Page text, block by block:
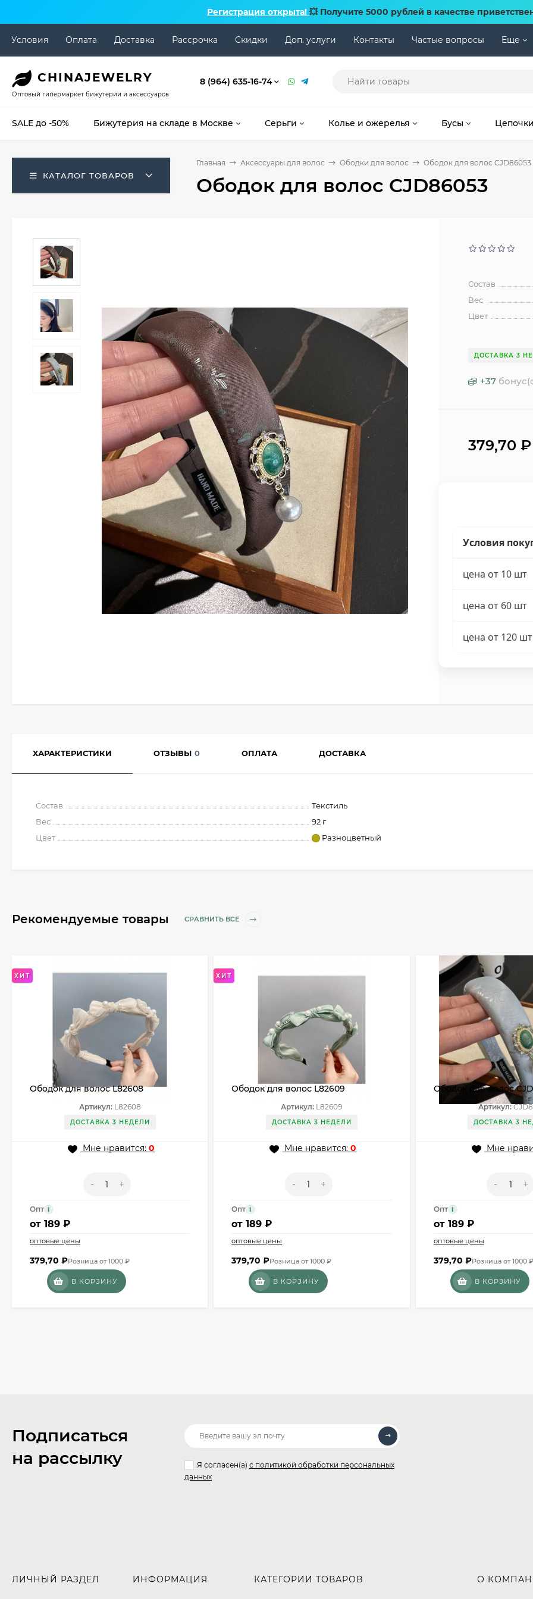
Регистрация открыта! 💥 Получите 5000 рублей в качестве
Условия Оплата Доставка Рассрочка Скидки Доп. услуги Контакты Частые вопросы Еще
CHINAJEWELRY
Оптовый гипермаркет бижутерии и аксессуаров
8 (964) 635-16-74
SALE до -50% Бижутерия на складе в Москве Серьги Колье и ожерелья Бусы Цепочки
КАТАЛОГ ТОВАРОВ
Главная Аксессуары для волос Ободки для волос Ободок для волос CJD86053
Ободок для волос CJD86053
Состав
Вес
Цвет
ДОСТАВКА 3
+37
379,70₽
Условия
цена от 10 шт
цена от 60 шт
цена от 120 шт
ХАРАКТЕРИСТИКИ ОТЗЫВЫ 0 ОПЛАТА ДОСТАВКА
Состав
Текстиль
Вес
92 г
Цвет
Разноцветный
Рекомендуемые товары СРАВНИТЬ ВСЕ
ХИТ
Ободок для волос L82608
Артикул:L82608
ДОСТАВКА 3 НЕДЕЛИ
Мне нравится:0
- +
Опт i
от 189 ₽
оптовые цены
379,70 ₽Розница от 1000 ₽
В КОРЗИНУ
ХИТ
Ободок для волос L82609
Артикул: L82609
ДОСТАВКА 3 НЕДЕЛИ
Мне нравится:0
- +
Опт i
от189 ₽
оптовые цены
379,70₽Розница от 1000 ₽
В КОРЗИНУ
Ободок для волос
Артикул:
ДОСТАВКА 3
Мне
- +
Опт i
от 189 ₽
оптовые цены
379,70 ₽Розница от 1000 ₽
В КОРЗИНУ
Подписаться
на рассылку
Я согласен(a) с политикой обработки персональных
данных
ЛИЧНЫЙ РАЗДЕЛ ИНФОРМАЦИЯ КАТЕГОРИИ ТОВАРОВ О